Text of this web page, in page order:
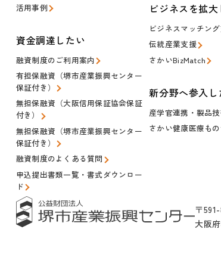
〒
大阪
活用事例
資金調達したい
融資制度のご利用案内
有担保融資（堺市産業振興センター
保証付き）
無担保融資（大阪信用保証協会保証
付き）
無担保融資（堺市産業振興センター
保証付き）
融資制度のよくある質問
申込提出書類一覧・書式ダウンロー
ド
ビジネスを拡
ビジネスマッチン
伝統産業支援
さかいBizMatch
新分野へ参入し
産学官連携・製品
さかい健康医療も